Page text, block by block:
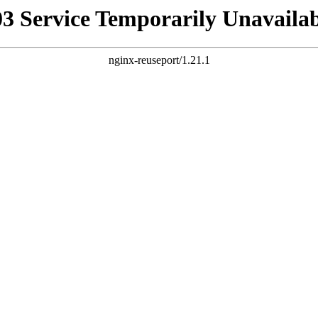
Service Temporarily
nginx-reuseport/1.21.1